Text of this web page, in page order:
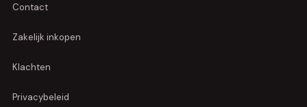
Contact
Zakelijk inkopen
Klachten
Privacybeleid